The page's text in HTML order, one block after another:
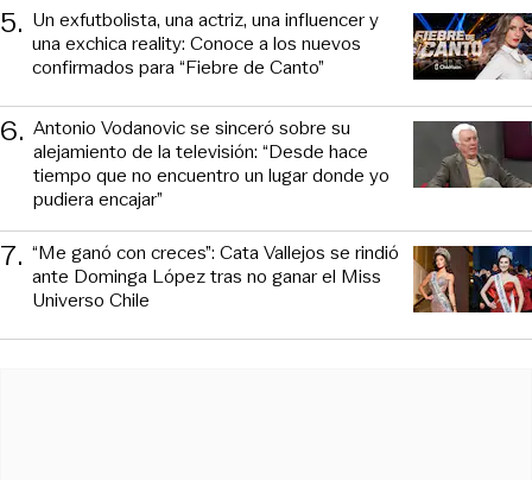
5. Un exfutbolista, una actriz, una influencer y
una exchica reality: Conoce a los nuevos
confirmados para “Fiebre de Canto”
6. Antonio Vodanovic se sinceró sobre su
alejamiento de la televisión: “Desde hace
tiempo que no encuentro un lugar donde yo
pudiera encajar”
7. “Me ganó con creces”: Cata Vallejos se rindió
ante Dominga López tras no ganar el Miss
Universo Chile